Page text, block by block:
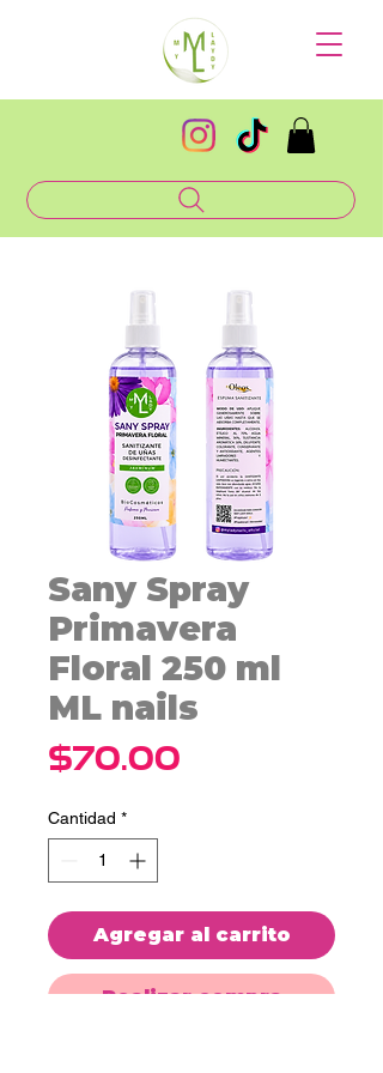
Sany Spray
Primavera
Floral 250 ml
ML nails
$70.00
Cantidad *
Agregar al carrito
Realizar compra